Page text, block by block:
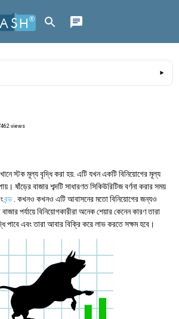
views
স্টক মূল্য বৃদ্ধি করা হয়. এটি যখন একটি বিনিয়োগের মূল্য
ষাঁড়ের বাজার শব্দটি সাধারণত সিকিউরিটিজ বর্ণনা করার সময়
বন্ড . কখনও কখনও এটি আবাসনের মতো বিনিয়োগের জন্যও
পর্যায়ে বিনিয়োগকারীরা অনেক শেয়ার কেনেন কারণ তারা
পাবে এবং তারা আবার বিক্রি করে লাভ করতে সক্ষম হবে।